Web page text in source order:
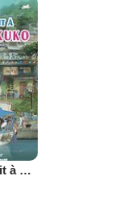
La chance sourit à madame Nikuko